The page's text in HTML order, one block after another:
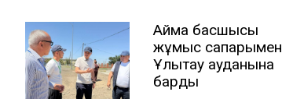
Аймақ басшысы
жұмыс сапарымен
Ұлытау ауданына
барды